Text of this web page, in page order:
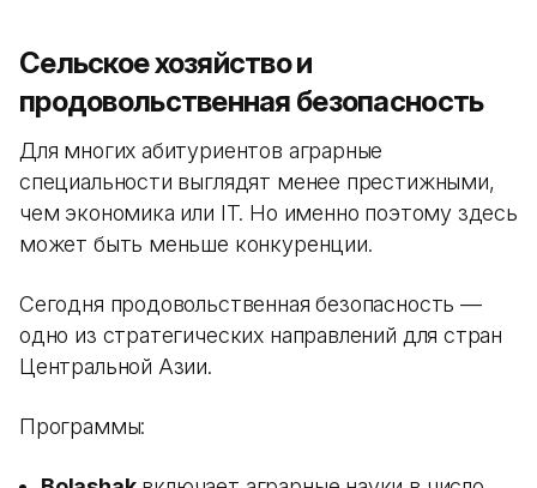
Сельское хозяйство и
продовольственная безопасность
Для многих абитуриентов аграрные
специальности выглядят менее престижными,
чем экономика или IT. Но именно поэтому здесь
может быть меньше конкуренции.
Сегодня продовольственная безопасность —
одно из стратегических направлений для стран
Центральной Азии.
Программы: